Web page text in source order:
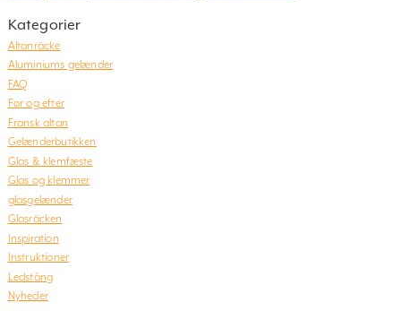
Kategorier
Altanräcke
Aluminiums gelænder
FAQ
Før og efter
Fransk altan
Gelænderbutikken
Glas & klemfæste
Glas og klemmer
glasgelænder
Glasräcken
Inspiration
Instruktioner
Ledstång
Nyheder